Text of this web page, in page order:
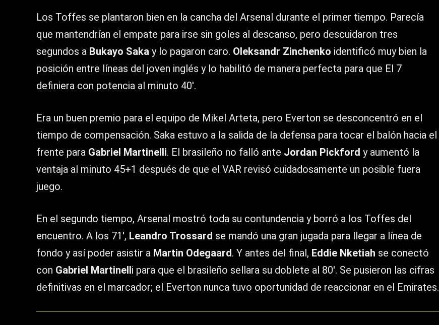
Los Toffes se plantaron bien en la cancha del Arsenal durante el primer tiempo. Parecía
que mantendrían el empate para irse sin goles al descanso, pero descuidaron tres
segundos a Bukayo Saka y lo pagaron caro. Oleksandr Zinchenko identificó muy bien la
posición entre líneas del joven inglés y lo habilitó de manera perfecta para que El 7
definiera con potencia al minuto 40′.
Era un buen premio para el equipo de Mikel Arteta, pero Everton se desconcentró en el
tiempo de compensación. Saka estuvo a la salida de la defensa para tocar el balón hacia el
frente para Gabriel Martinelli. El brasileño no falló ante Jordan Pickford y aumentó la
ventaja al minuto 45+1 después de que el VAR revisó cuidadosamente un posible fuera
juego.
En el segundo tiempo, Arsenal mostró toda su contundencia y borró a los Toffes del
encuentro. A los 71′, Leandro Trossard se mandó una gran jugada para llegar a línea de
fondo y así poder asistir a Martin Odegaard. Y antes del final, Eddie Nketiah se conectó
con Gabriel Martinelli para que el brasileño sellara su doblete al 80′. Se pusieron las cifras
definitivas en el marcador; el Everton nunca tuvo oportunidad de reaccionar en el Emirates.